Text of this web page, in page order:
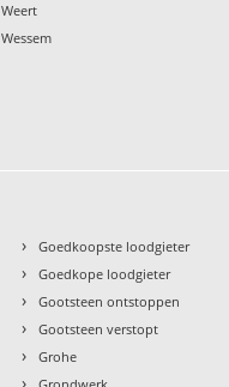
› Goedkoopste loodgieter
› Goedkope loodgieter
› Gootsteen ontstoppen
› Gootsteen verstopt
› Grohe
›